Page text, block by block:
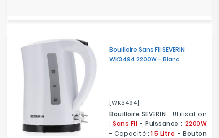
Bouilloire Sans Fil SEVERIN
WK3494 2200W - Blanc
[WK3494]
Bouilloire SEVERIN- Utilisation
: Sans Fil - Puissance : 2200W
- Capacité : 1,5 Litre - Bouton